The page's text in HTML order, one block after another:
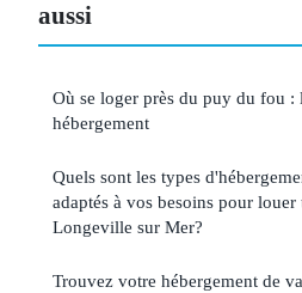
aussi
Où se loger près du puy du fou :
hébergement
Quels sont les types
adaptés à vos besoins pour
Longeville sur Mer?
Trouvez votre hébergement de